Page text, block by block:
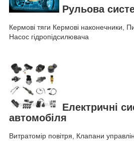
Рульова
Кермові тяги Кермові наконечники,
Насос гідропідсилювача
Електричні
автомобіля
Витратомір повітря, Клапани